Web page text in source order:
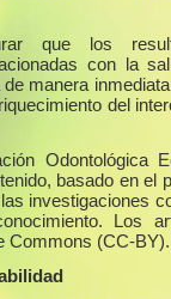
que los
con la
manera
del
Odontológica
basado en el
investigaciones
Los
Commons (CC-BY).